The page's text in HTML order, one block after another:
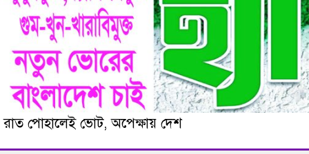
রাত পোহালেই ভোট, অপেক্ষায় দেশ